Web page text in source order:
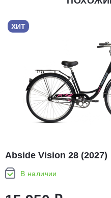
ХИТ
Abside Vision 28 (2027)
В наличии